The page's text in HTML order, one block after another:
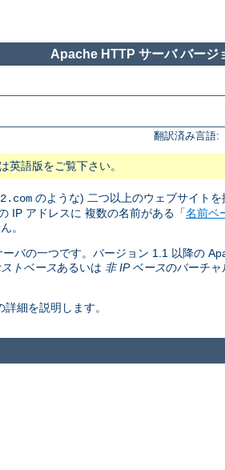
Apache HTTP サーバ バージ
翻訳済み言語:
英語版をご覧下さい。
のような) 二つ以上のウェブサイト
IP アドレスに 複数の名前がある「名前ベ
。
バの一つです。バージョン 1.1 以降の
トベースあるいは 非 IP ベースのバーチャ
細を説明します。